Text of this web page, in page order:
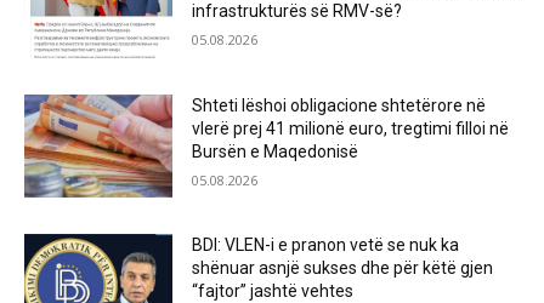
infrastrukturës së RMV-së?
05.08.2026
Shteti lëshoi obligacione shtetërore në
vlerë prej 41 milionë euro, tregtimi filloi në
Bursën e Maqedonisë
05.08.2026
BDI: VLEN-i e pranon vetë se nuk ka
shënuar asnjë sukses dhe për këtë gjen
“fajtor” jashtë vehtes